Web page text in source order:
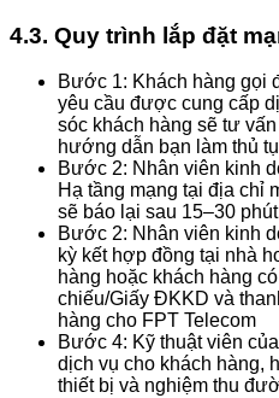
4.3. Quy trình lắp đặt
Bước 1: Khách hàng gọi
yêu cầu được cung cấp
sóc khách hàng sẽ tư
hướng dẫn bạn làm thủ
Bước 2: Nhân viên kinh
Hạ tầng mạng tại địa chỉ
sẽ báo lại sau 15–30 phút
Bước 2: Nhân viên kinh
kỳ kết hợp đồng tại nhà
hàng hoặc khách hàng
chiếu/Giấy ĐKKD và
hàng cho FPT Telecom
Bước 4: Kỹ thuật viên
dịch vụ cho khách hàng,
thiết bị và nghiệm thu